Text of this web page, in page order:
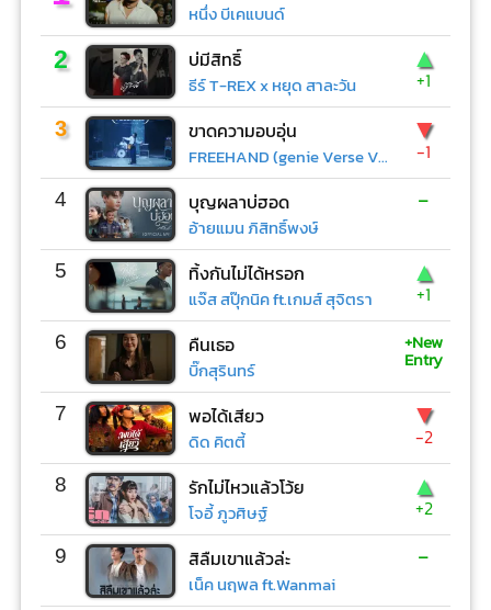
หนึ่ง บีเคแบนด์
2 บ่มีสิทธิ์
ธีร์ T-REX x หยุด สาละวัน
▲
+1
3 ขาดความอบอุ่น
FREEHAND (genie Verse Vol.1)
▼
-1
4 บุญผลาบ่ฮอด
อ้ายแมน ภิสิทธิ์พงษ์
-
5 ทิ้งกันไม่ได้หรอก
แจ๊ส สปุ๊กนิค ft.เกมส์ สุจิตรา
▲
+1
6 คืนเธอ
บิ๊กสุรินทร์
+New
Entry
7 พอได้เสียว
ดิด คิตตี้
▼
-2
8 รักไม่ไหวแล้วโว้ย
โจอี้ ภูวศิษฐ์
▲
+2
9 สิลืมเขาแล้วล่ะ
เน็ค นฤพล ft.Wanmai
-